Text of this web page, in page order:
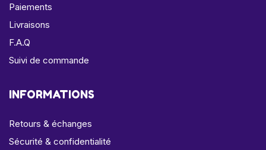
Paiements
Livraisons
F.A.Q
Suivi de commande
INFORMATIONS
Retours & échanges
Sécurité & confidentialité